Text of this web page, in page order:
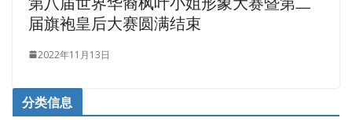
届旗袍皇后大赛圆满结束
2022年11月13日
分类信息